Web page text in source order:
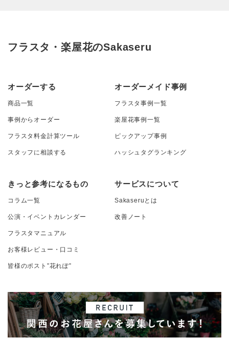
フラスタ・楽屋花のSakaseru
オーダーする
商品一覧
事例からオーダー
フラスタ料金計算ツール
スタッフに相談する
オーダーメイド事例
フラスタ事例一覧
楽屋花事例一覧
ピックアップ事例
ハッシュタグランキング
きっと参考になるもの
コラム一覧
公演・イベントカレンダー
フラスタマニュアル
お客様レビュー・口コミ
皆様のポスト”花れぽ”
サービスについて
Sakaseruとは
改善ノート